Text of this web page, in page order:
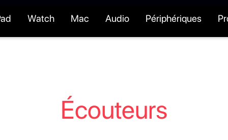
Watch Mac Audio Périphériques
Écouteurs